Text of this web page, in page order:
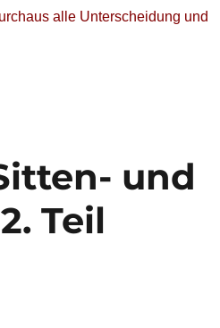
alle Unterscheidung und
und
Teil